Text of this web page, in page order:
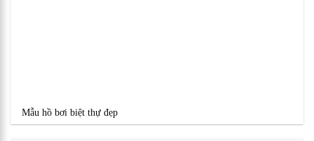
Mẫu hồ bơi biệt thự đẹp